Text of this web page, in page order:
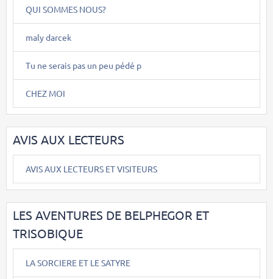
QUI SOMMES NOUS?
maly darcek
Tu ne serais pas un peu pédé p
CHEZ MOI
AVIS AUX LECTEURS
AVIS AUX LECTEURS ET VISITEURS
LES AVENTURES DE BELPHEGOR ET
TRISOBIQUE
LA SORCIERE ET LE SATYRE